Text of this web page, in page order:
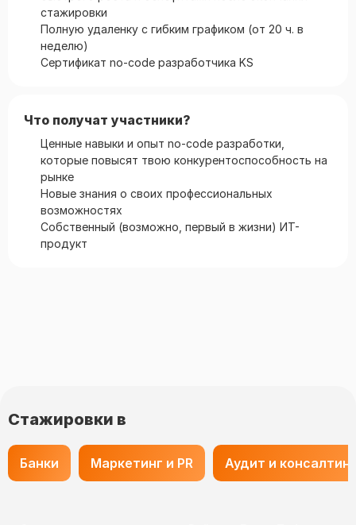
стажировки
Полную удаленку с гибким графиком (от 20 ч. в
неделю)
Сертификат no-code разработчика KS
Что получат участники?
Ценные навыки и опыт no-code разработки,
которые повысят твою конкурентоспособность на
рынке
Новые знания о своих профессиональных
возможностях
Собственный (возможно, первый в жизни) ИТ-
продукт
Стажировки в
Банки Маркетинг и PR Аудит и консалтинг